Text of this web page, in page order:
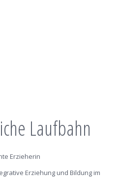
Laufbahn
Erzieherin
Erziehung und Bildung im